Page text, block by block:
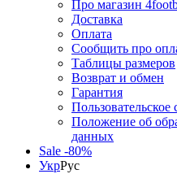
Про магазин
Доставка
Оплата
Сообщить про
Таблицы размеров
Возврат и обмен
Гарантия
Пользовательское
Положение об
данных
Sale -80%
УкрРус